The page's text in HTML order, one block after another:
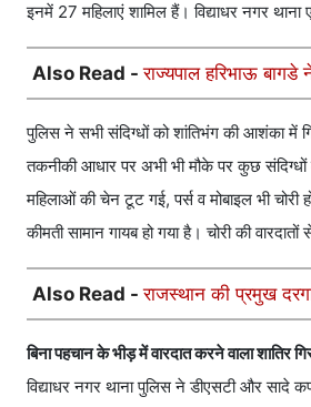
इनमें 27 महिलाएं शामिल हैं। विद्याधर नगर
Also Read -राज्यपाल हरिभाऊ
पुलिस ने सभी संदिग्धों को शांतिभंग की आशंका में
तकनीकी आधार पर अभी भी मौके पर कुछ संदिग्धों
महिलाओं की चेन टूट गई, पर्स व मोबाइल भी
कीमती सामान गायब हो गया है। चोरी की
Also Read -राजस्थान की प्रमुख
बिना पहचान के भीड़ में वारदात करने वाला शातिर
विद्याधर नगर थाना पुलिस ने डीएसटी और सादे